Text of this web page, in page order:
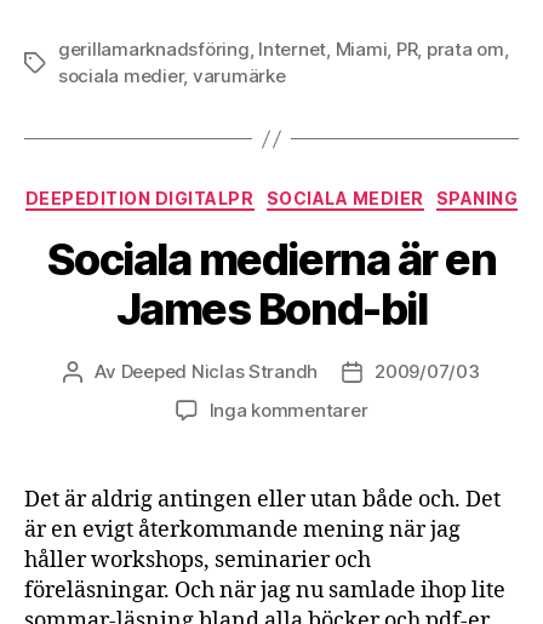
Etiketter
gerillamarknadsföring, Internet, Miami, PR, prata om,
sociala medier, varumärke
Kategorier
DEEPEDITION DIGITALPR SOCIALA MEDIER SPANING
Sociala medierna är en
James Bond-bil
Inläggsförfattare
Av Deeped Niclas Strandh Inläggsdatum
2009/07/03
Inga kommentarer
Det är aldrig antingen eller utan både och. Det
är en evigt återkommande mening när jag
håller workshops, seminarier och
föreläsningar. Och när jag nu samlade ihop lite